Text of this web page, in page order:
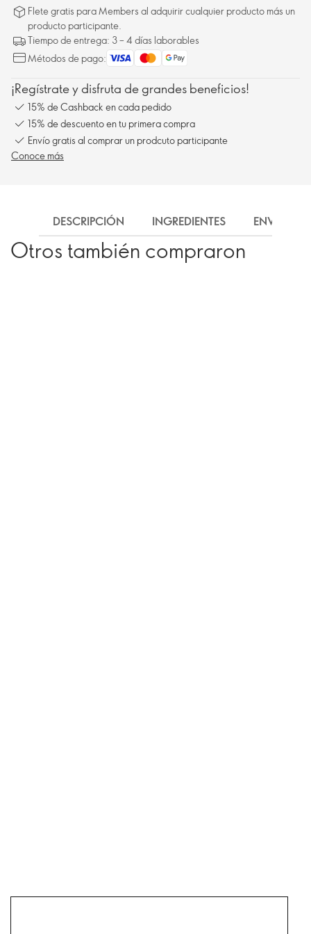
Flete gratis para Members al adquirir cualquier producto más un
producto participante.
Tiempo de entrega: 3 – 4 días laborables
Métodos de pago:
¡Regístrate y disfruta de grandes beneficios!
15% de Cashback en cada pedido
15% de descuento en tu primera compra
Envío gratis al comprar un prodcuto participante
Conoce más
DESCRIPCIÓN INGREDIENTES ENVÍO
Otros también compraron